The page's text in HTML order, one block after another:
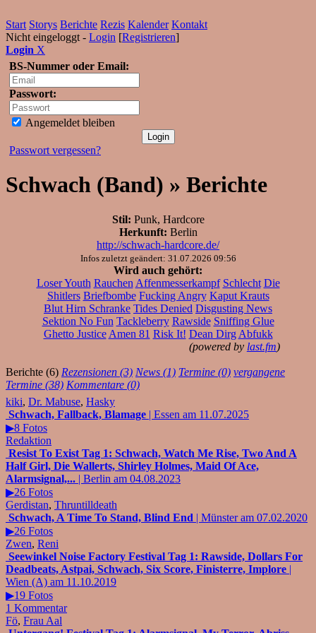
Start Storys Berichte Rezis Kalender Kontakt
Nicht eingeloggt - Login [Registrieren]
Login X
BS-Nummer oder Email:
Passwort:
Angemeldet bleiben
Passwort vergessen?
Schwach (Band) » Berichte
Stil: Punk, Hardcore
Herkunft: Berlin
http://schwach-hardcore.de/
Infos zuletzt geändert: 31.07.2026 09:56
Wird auch gehört:
Loser Youth Rauchen Affenmesserkampf Schlecht Die
Shitlers Briefbombe Fucking Angry Kaput Krauts
Blut Hirn Schranke Tides Denied Disgusting News
Sektion No Fun Tackleberry Rawside Sniffing Glue
Ghetto Justice Amen 81 Risk It! Dean Dirg Abfukk
(powered by last.fm)
Berichte (6) Rezensionen (3) News (1) Termine (0) vergangene
Termine (38) Kommentare (0)
kiki, Dr. Mabuse, Hasky
Schwach, Fallback, Blamage | Essen am 11.07.2025
▶8 Fotos
Redaktion
Resist To Exist Tag 1: Schwach, Watch Me Rise, Two And A
Half Girl, Die Wallerts, Shirley Holmes, Maid Of Ace,
Alarmsignal,... | Berlin am 04.08.2023
▶26 Fotos
Gerdistan, Thruntilldeath
Schwach, A Time To Stand, Blind End | Münster am 07.02.2020
▶26 Fotos
Zwen, Reni
Seewinkel Noise Factory Festival Tag 1: Rawside, Dollars For
Deadbeats, Astpai, Schwach, Six Score, Finisterre, Implore |
Wien (A) am 11.10.2019
▶19 Fotos
1 Kommentar
Fö, Frau Aal